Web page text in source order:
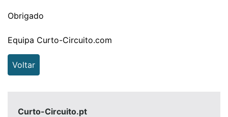
Obrigado
Equipa Curto-Circuito.com
Voltar
Curto-Circuito.pt